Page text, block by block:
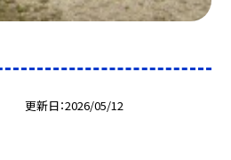
更新日 2026/05/12